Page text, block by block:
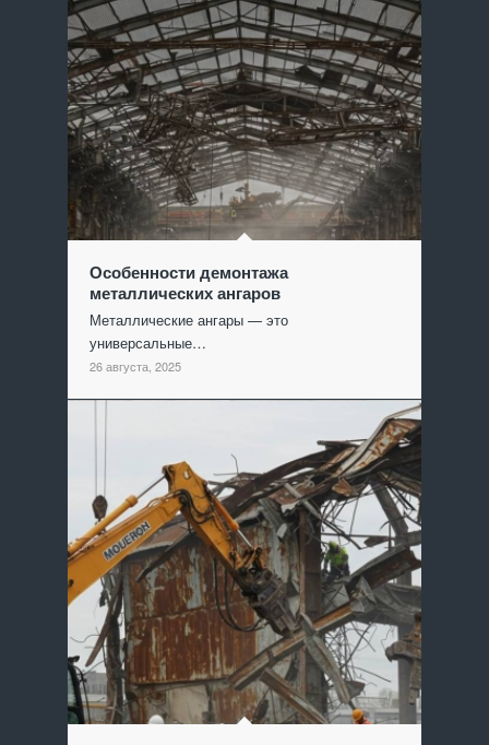
Особенности демонтажа
металлических ангаров
Металлические ангары — это
универсальные…
26 августа, 2025